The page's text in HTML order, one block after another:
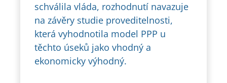
schválila vláda, rozhodnutí navazuje
na závěry studie proveditelnosti,
která vyhodnotila model PPP u
těchto úseků jako vhodný a
ekonomicky výhodný.